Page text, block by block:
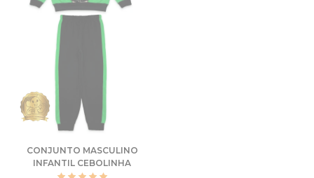
CONJUNTO MASCULINO
INFANTIL CEBOLINHA
SORRIDENTE - TURMA